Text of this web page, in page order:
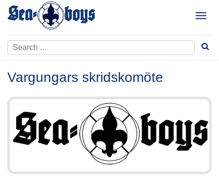
Skip
T
g
l
g
a
t
Search
for:
Vargungars skridskomöte